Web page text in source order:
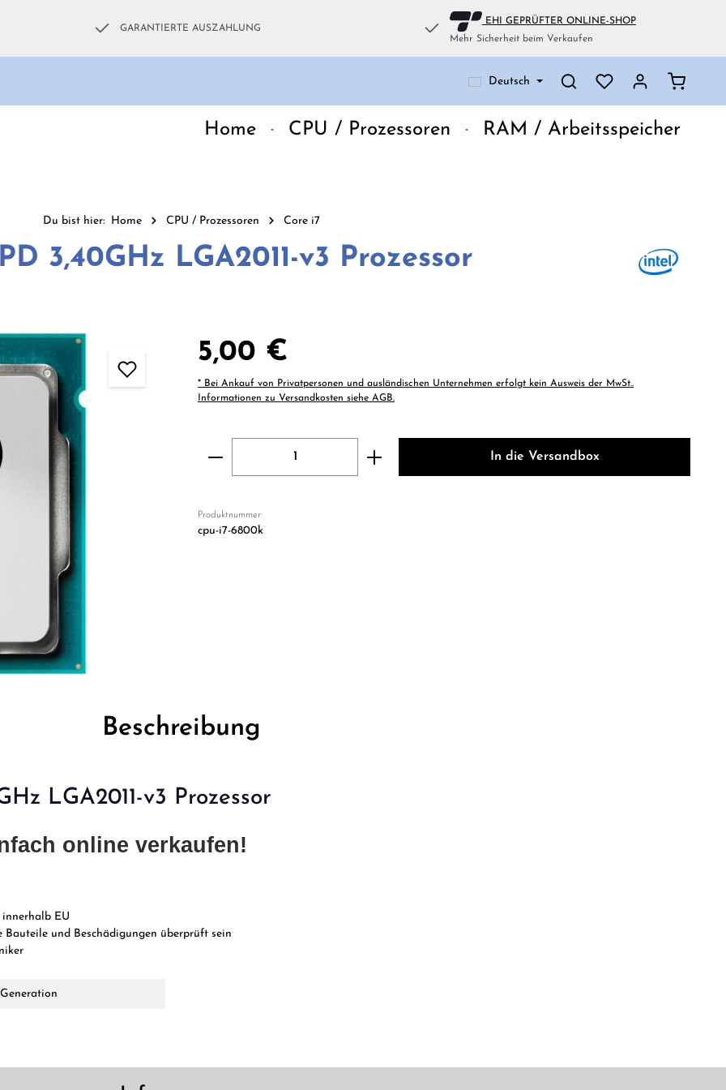
GARANTIERTE AUSZAHLUNG
EHI GEPRÜFTER ONLINE-SHOP
Mehr Sicherheit beim Verkaufen
Deutsch
Home CPU / Prozessoren RAM / Arbeitsspeicher
Du bist hier: Home CPU / Prozessoren Core i7
3,40GHz LGA2011-v3 Prozessor
Regulärer Preis:
5,00 €
* Bei Ankauf von Privatpersonen und ausländischen Unternehmen erfolgt kein Ausweis der MwSt..
Informationen zu Versandkosten siehe AGB.
Produkt Anzahl: Gib den gewünschten Wert ein oder
In die Versandbox
Produktnummer:
cpu-i7-6800k
Beschreibung
LGA2011-v3 Prozessor
online verkaufen!
EU
und Beschädigungen überprüft sein